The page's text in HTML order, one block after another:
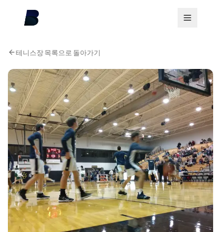
테니스장 목록으로 돌아가기